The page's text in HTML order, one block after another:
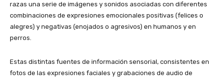
razas una serie de imágenes y sonidos asociadas con diferentes
combinaciones de expresiones emocionales positivas (felices o
alegres) y negativas (enojados o agresivos) en humanos y en
perros.
Estas distintas fuentes de información sensorial, consistentes en
fotos de las expresiones faciales y grabaciones de audio de